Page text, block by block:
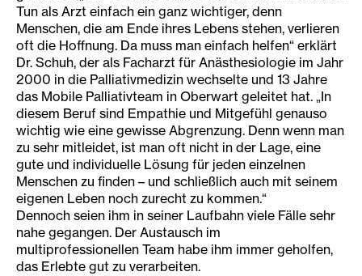
Tun als Arzt einfach ein ganz wichtiger, denn
Menschen, die am Ende ihres Lebens stehen, verlieren
oft die Hoffnung. Da muss man einfach helfen“ erklärt
Dr. Schuh, der als Facharzt für Anästhesiologie im Jahr
2000 in die Palliativmedizin wechselte und 13 Jahre
das Mobile Palliativteam in Oberwart geleitet hat. „In
diesem Beruf sind Empathie und Mitgefühl genauso
wichtig wie eine gewisse Abgrenzung. Denn wenn man
zu sehr mitleidet, ist man oft nicht in der Lage, eine
gute und individuelle Lösung für jeden einzelnen
Menschen zu finden – und schließlich auch mit seinem
eigenen Leben noch zurecht zu kommen.“
Dennoch seien ihm in seiner Laufbahn viele Fälle sehr
nahe gegangen. Der Austausch im
multiprofessionellen Team habe ihm immer geholfen,
das Erlebte gut zu verarbeiten.